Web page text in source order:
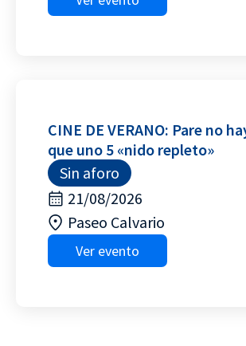
CINE DE VERANO: Pare no
que uno 5 «nido repleto»
Sin aforo
21/08/2026
Paseo Calvario
Ver evento